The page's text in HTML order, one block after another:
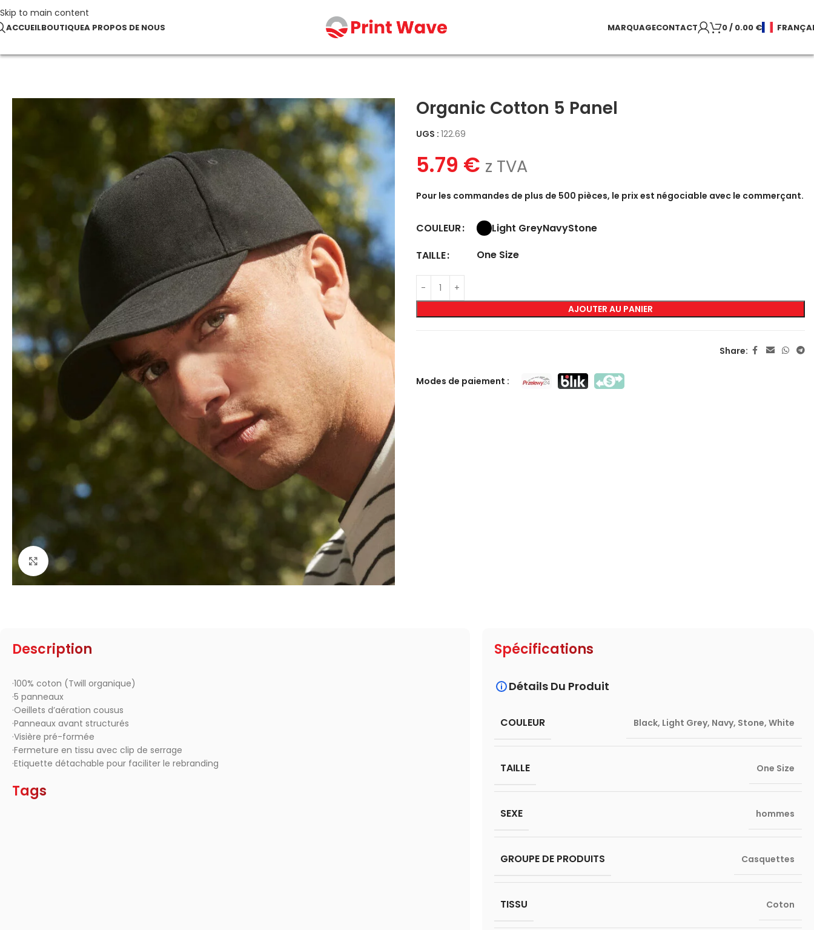
Skip to main content
ACCUEILBOUTIQUEA PROPOS DE NOUS MARQUAGE
MARQUAGE
DTF
Sublimation
CONTACT 0/ 0.00 €
Click to enlarge
Organic Cotton 5 Panel
UGS : 122.69
5.79 € z TVA
Pour les commandes de plus de 500 pièces, le prix est négociable avec le commerçant.
COULEUR Light GreyNavyStone
TAILLE
One Size
AJOUTER AU PANIER
Share:
Modes de paiement :
Description
·100% coton (Twill organique)
·5 panneaux
·Oeillets d’aération cousus
·Panneaux avant structurés
·Visière pré-formée
·Fermeture en tissu avec clip de serrage
·Etiquette détachable pour faciliter le rebranding
Tags
Spécifications
Détails Du Produit
COULEUR Black, Light Grey, Navy, Stone, White
TAILLE One Size
SEXE hommes
GROUPE DE PRODUITS Casquettes
TISSU Coton